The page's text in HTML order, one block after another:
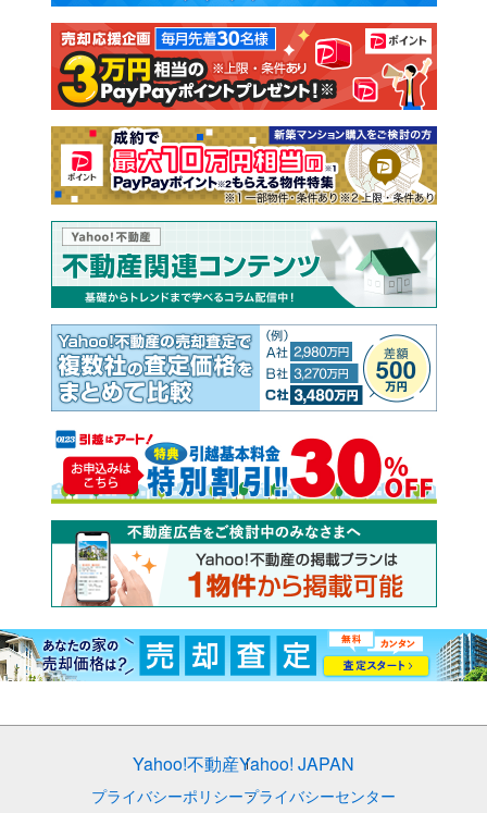
注文住宅 土地
売却査定
Yahoo!不動産Yahoo! JAPAN
プライバシーポリシープライバシーセンター